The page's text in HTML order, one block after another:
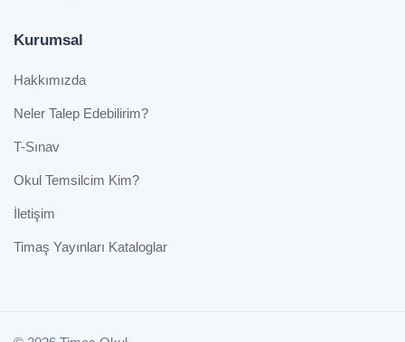
Kurumsal
Hakkımızda
Neler Talep Edebilirim?
T-Sınav
Okul Temsilcim Kim?
İletişim
Timaş Yayınları Kataloglar